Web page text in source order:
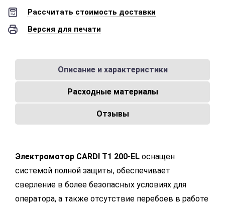
Рассчитать стоимость доставки
Версия для печати
Описание и характеристики
Расходные материалы
Отзывы
Электромотор CARDI T1 200-EL оснащен
системой полной защиты, обеспечивает
сверление в более безопасных условиях для
оператора, а также отсутствие перебоев в работе